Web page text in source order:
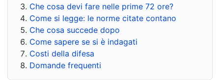
Che cosa devi fare nelle prime 72 ore?
Come si legge: le norme citate contano
Che cosa succede dopo
Come sapere se si è indagati
Costi della difesa
Domande frequenti